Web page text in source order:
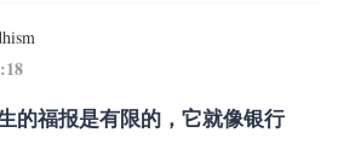
的福报是有限的，它就像银行